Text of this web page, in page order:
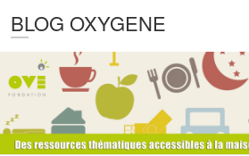
BLOG OXYGENE